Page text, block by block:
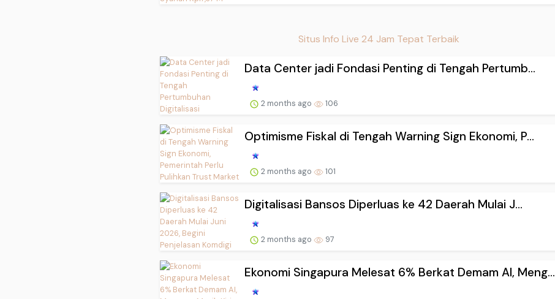
Situs Info Live 24 Jam Tepat Terbaik
Data Center jadi Fondasi Penting di Tengah Pertumb...
2 months ago 106
Optimisme Fiskal di Tengah Warning Sign Ekonomi, P...
2 months ago 101
Digitalisasi Bansos Diperluas ke 42 Daerah Mulai J...
2 months ago 97
Ekonomi Singapura Melesat 6% Berkat Demam AI, Meng...